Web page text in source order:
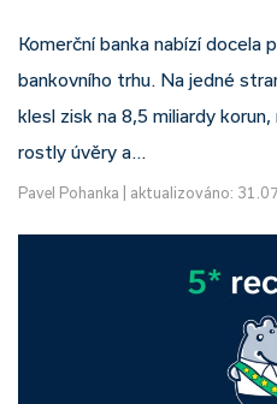
Komerční banka nabízí docela
bankovního trhu. Na jedné
klesl zisk na 8,5 miliardy
rostly úvěry a…
Pavel Pohanka aktualizováno: